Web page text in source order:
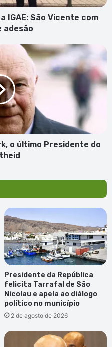
IGAE: São Vicente com
adesão
o último Presidente do
Presidente da República
felicita Tarrafal de São
Nicolau e apela ao diálogo
político no município
2 de agosto de 2026